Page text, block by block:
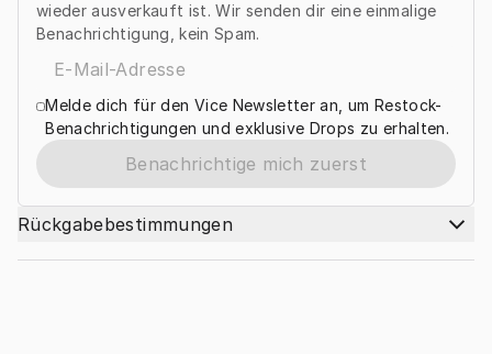
wieder ausverkauft ist. Wir senden dir eine einmalige
Benachrichtigung, kein Spam.
Melde dich für den Vice Newsletter an, um Restock-
Benachrichtigungen und exklusive Drops zu erhalten.
Benachrichtige mich zuerst
Rückgabebestimmungen